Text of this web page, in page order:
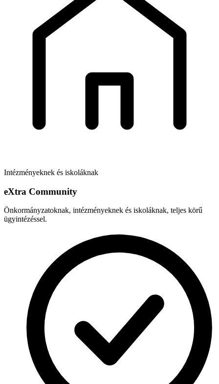
Intézményeknek és iskoláknak
eXtra Community
Önkormányzatoknak, intézményeknek és iskoláknak, teljes körű
ügyintézéssel.